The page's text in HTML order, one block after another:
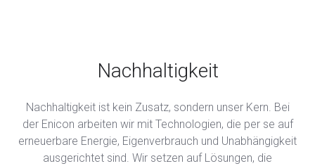
Nachhaltigkeit
Nachhaltigkeit ist kein Zusatz, sondern unser Kern. Bei
der Enicon arbeiten wir mit Technologien, die per se auf
erneuerbare Energie, Eigenverbrauch und Unabhängigkeit
ausgerichtet sind. Wir setzen auf Lösungen, die